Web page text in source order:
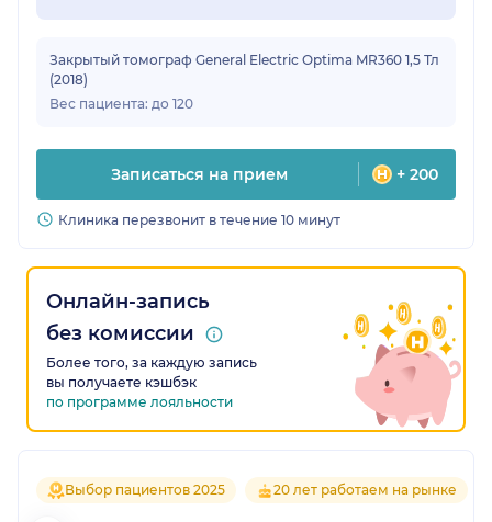
Закрытый томограф General Electric Optima MR360 1,5 Тл
(2018)
Вес пациента: до 120
Записаться на прием + 200
Клиника перезвонит в течение 10 минут
Онлайн-запись
без комиссии
Более того, за каждую запись
вы получаете кэшбэк
по программе лояльности
Выбор пациентов 2025 20 лет работаем на рынке